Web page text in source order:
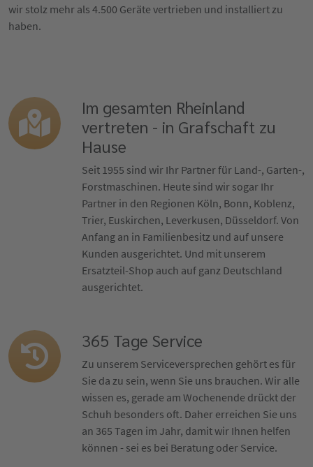
wir stolz mehr als 4.500 Geräte vertrieben und installiert zu
haben.
Im gesamten Rheinland
vertreten - in Grafschaft zu
Hause
Seit 1955 sind wir Ihr Partner für Land-, Garten-,
Forstmaschinen. Heute sind wir sogar Ihr
Partner in den Regionen Köln, Bonn, Koblenz,
Trier, Euskirchen, Leverkusen, Düsseldorf. Von
Anfang an in Familienbesitz und auf unsere
Kunden ausgerichtet. Und mit unserem
Ersatzteil-Shop auch auf ganz Deutschland
ausgerichtet.
365 Tage Service
Zu unserem Serviceversprechen gehört es für
Sie da zu sein, wenn Sie uns brauchen. Wir alle
wissen es, gerade am Wochenende drückt der
Schuh besonders oft. Daher erreichen Sie uns
an 365 Tagen im Jahr, damit wir Ihnen helfen
können - sei es bei Beratung oder Service.